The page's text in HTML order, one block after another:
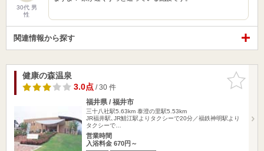
30代 男
性
関連情報から探す
お気に入
りに追加
健康の森温泉
3.0点/ 30 件
福井県 / 福井市
三十八社駅5.63km 泰澄の里駅5.53km
JR福井駅､JR鯖江駅よりタクシーで20分／福鉄神明駅より
タクシーで…
営業時間
入浴料金 670円～